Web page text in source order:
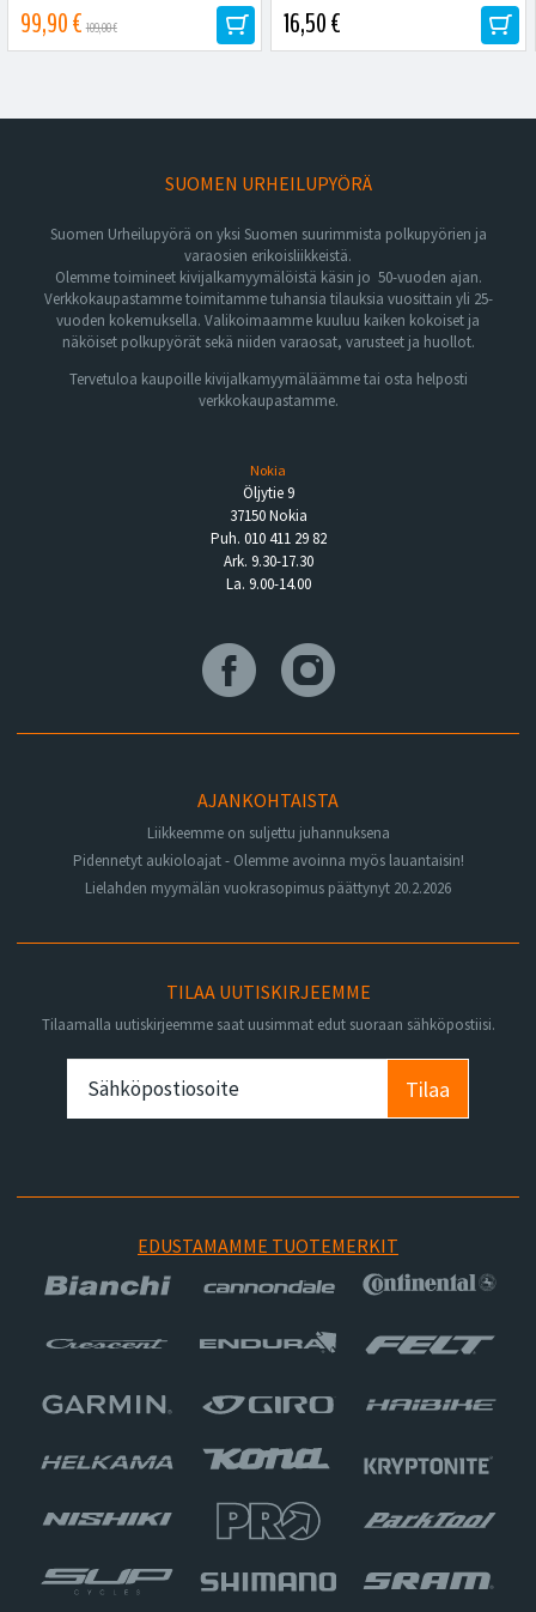
99,90 € 109,00 €
Ghostin malleista. Ruuviväli...
16,50 €
SUOMEN URHEILUPYÖRÄ
Suomen Urheilupyörä on yksi Suomen suurimmista polkupyörien ja
varaosien erikoisliikkeistä.
Olemme toimineet kivijalkamyymälöistä käsin jo 50-vuoden ajan.
Verkkokaupastamme toimitamme tuhansia tilauksia vuosittain yli 25-
vuoden kokemuksella. Valikoimaamme kuuluu kaiken kokoiset ja
näköiset polkupyörät sekä niiden varaosat, varusteet ja huollot.
Tervetuloa kaupoille kivijalkamyymäläämme tai osta helposti
verkkokaupastamme.
Nokia
Öljytie 9
37150 Nokia
Puh. 010 411 29 82
Ark. 9.30-17.30
La. 9.00-14.00
AJANKOHTAISTA
Liikkeemme on suljettu juhannuksena
Pidennetyt aukioloajat - Olemme avoinna myös lauantaisin!
Lielahden myymälän vuokrasopimus päättynyt 20.2.2026
TILAA UUTISKIRJEEMME
Tilaamalla uutiskirjeemme saat uusimmat edut suoraan sähköpostiisi.
Tilaa
EDUSTAMAMME TUOTEMERKIT